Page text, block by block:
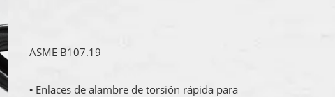
ASME B107.19
▪ Enlaces de alambre de torsión rápida para